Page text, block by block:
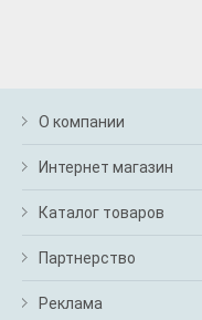
О компании
Интернет магазин
Каталог товаров
Партнерство
Реклама